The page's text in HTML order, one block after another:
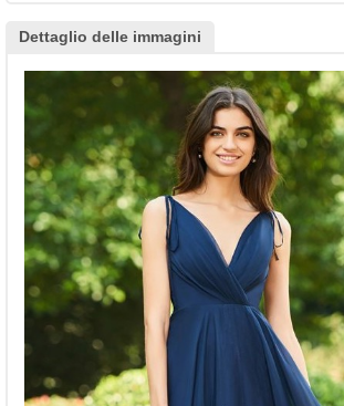
Dettaglio delle immagini